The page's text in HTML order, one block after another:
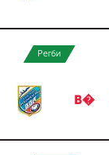
Регби
В�